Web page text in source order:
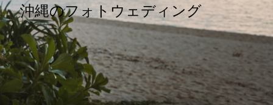
沖縄のフォトウェディング